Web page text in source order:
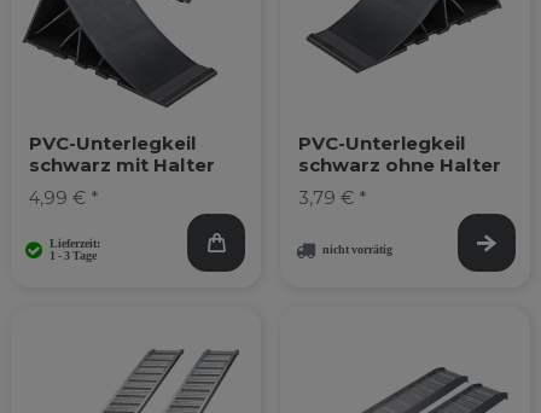
PVC-Unterlegkeil
schwarz mit Halter
4,99 € *
PVC-Unterlegkeil
schwarz ohne Halter
3,79 € *